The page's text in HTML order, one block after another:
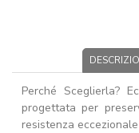
Perché Sceglierla?
progettata per
resistenza